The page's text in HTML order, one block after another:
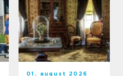
01. august 2026